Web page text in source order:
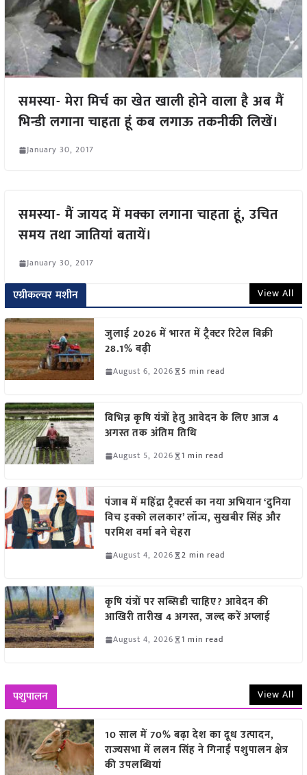
समस्या- मेरा मिर्च का खेत खाली होने वाला है अब मैं
भिन्डी लगाना चाहता हूं कब लगाऊ तकनीकी लिखें।
January 30, 2017
समस्या- मैं जायद में मक्का लगाना चाहता हूं, उचित
समय तथा जातियां बतायें।
January 30, 2017
एग्रीकल्चर मशीन View All
जुलाई 2026 में भारत में ट्रैक्टर रिटेल बिक्री
28.1% बढ़ी
August 6, 2026 5 min read
विभिन्न कृषि यंत्रों हेतु आवेदन के लिए आज 4
अगस्त तक अंतिम तिथि
August 5, 2026 1 min read
पंजाब में महिंद्रा ट्रैक्टर्स का नया अभियान ‘दुनिया
विच इक्को ललकार’ लॉन्च, सुखबीर सिंह और
परमिश वर्मा बने चेहरा
August 4, 2026 2 min read
कृषि यंत्रों पर सब्सिडी चाहिए? आवेदन की
आखिरी तारीख 4 अगस्त, जल्द करें अप्लाई
August 4, 2026 1 min read
पशुपालन View All
10 साल में 70% बढ़ा देश का दूध उत्पादन,
राज्यसभा में ललन सिंह ने गिनाईं पशुपालन क्षेत्र
की उपलब्धियां